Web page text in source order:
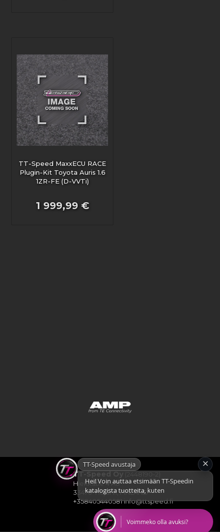
TT-Speed MaxxECU RACE
Plugin-Kit Toyota Auris 1.6
1ZR-FE (D-VVTi)
1 999,99 €
TT-Speed Oy
Hiekkatie 4 A8
33470 Ylöjärvi, FINLAND
+358405440581info@ttspeed.fi
TT-Speed avustaja
Hei! Voin auttaa etsimään TT-Speedin
katalogista tuotteita, kuten ECUja,
johtosarjoja, antureita, AN-lii
×
Voimmeko olla avuksi?